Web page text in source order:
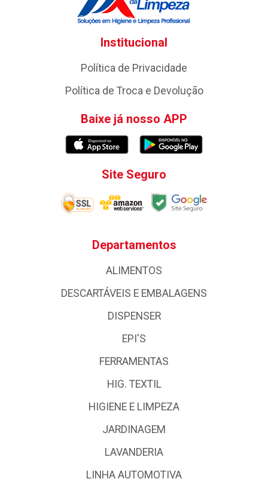
Institucional
Política de Privacidade
Política de Troca e Devolução
Baixe já nosso APP
Site Seguro
Departamentos
ALIMENTOS
DESCARTÁVEIS E EMBALAGENS
DISPENSER
EPI'S
FERRAMENTAS
HIG. TEXTIL
HIGIENE E LIMPEZA
JARDINAGEM
LAVANDERIA
LINHA AUTOMOTIVA